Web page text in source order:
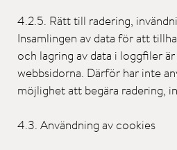
4.2.5. Rätt till radering,
Insamlingen av data för att
och lagring av data i loggfiler
webbsidorna. Därför har inte
möjlighet att begära radering,
4.3. Användning av cookies